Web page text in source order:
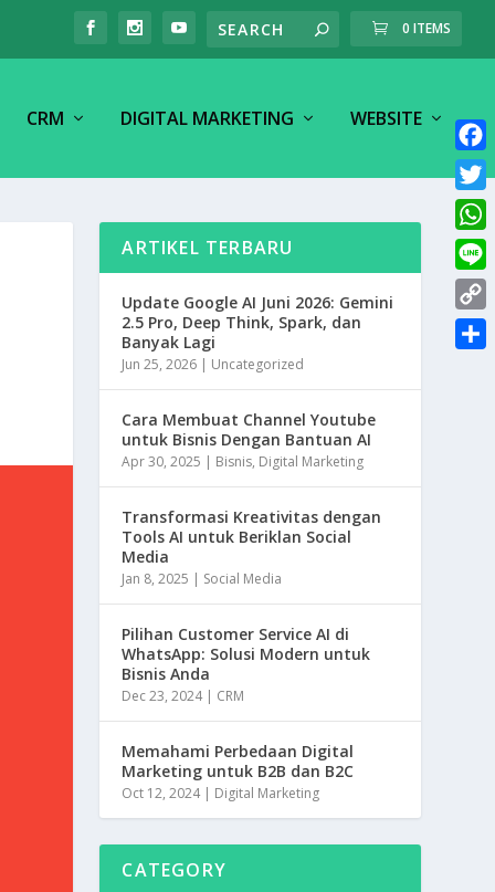
0 ITEMS
CRM DIGITAL MARKETING WEBSITE
ARTIKEL TERBARU
Update Google AI Juni 2026: Gemini
2.5 Pro, Deep Think, Spark, dan
Banyak Lagi
Jun 25, 2026 | Uncategorized
Cara Membuat Channel Youtube
untuk Bisnis Dengan Bantuan AI
Apr 30, 2025 | Bisnis, Digital Marketing
Transformasi Kreativitas dengan
Tools AI untuk Beriklan Social
Media
Jan 8, 2025 | Social Media
Pilihan Customer Service AI di
WhatsApp: Solusi Modern untuk
Bisnis Anda
Dec 23, 2024| CRM
Memahami Perbedaan Digital
Marketing untuk B2B dan B2C
Oct 12, 2024| Digital Marketing
CATEGORY
F
a
c
e
b
o
o
T
w
i
t
t
W
h
a
L
i
n
C
o